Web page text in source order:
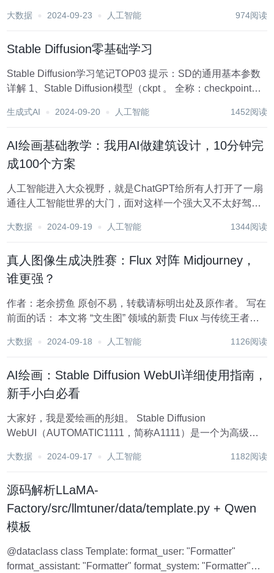
复？ 别担心！Stable diffusion可以轻松搞定这些问题！ 1.首
大数据 2024-09-23 人工智能 974阅读
Stable Diffusion零基础学习
Stable Diffusion学习笔记TOP03 提示：SD的通用基本参数
详解 1、Stable Diffusion模型（ckpt 。 全称：checkpoint检
文件比较大，文件通...
生成式AI 2024-09-20 人工智能 1452阅读
AI绘画基础教学：我用AI做建筑设计，10分钟完
成100个方案
人工智能进入大众视野，就是ChatGPT给所有人打开了一扇
通往人工智能世界的大门，面对这样一个强大又不太好驾驭
啥用的茫然。 AI能帮人们做什么？建筑行业有哪些专门针对
大数据 2024-09-19 人工智能 1344阅读
真人图像生成决胜赛：Flux 对阵 Midjourney，
谁更强？
作者：老余捞鱼 原创不易，转载请标明出处及原作者。 写在
前面的话： 本文将 “文生图” 领域的新贵 Flux 与传统王者
三次同一标准的测试后，对二者的性能...
大数据 2024-09-18 人工智能 1126阅读
AI绘画：Stable Diffusion WebUI详细使用指南，
新手小白必看
大家好，我是爱绘画的彤姐。 Stable Diffusion
WebUI（AUTOMATIC1111，简称A1111）是一个为高级用
活性，以满足复杂和高级的图像生成需求。由于其强大的功
大数据 2024-09-17 人工智能 1182阅读
源码解析LLaMA-
Factory/src/llmtuner/data/template.py + Qwen
模板
@dataclass class Template: format_user: "Formatter"
format_assistant: "Formatter" format_system: "Formatter"